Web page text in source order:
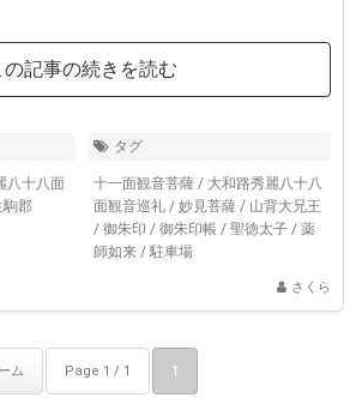
の記事の続きを読む
八十八面
駒郡
タグ
十一面観音菩薩 / 大和路秀麗八十八
面観音巡礼 / 妙見菩薩 / 山背大兄王
/ 御朱印 / 御朱印帳 / 聖徳太子 / 薬
師如来 / 駐車場
さくら
ム Page 1 / 1 1